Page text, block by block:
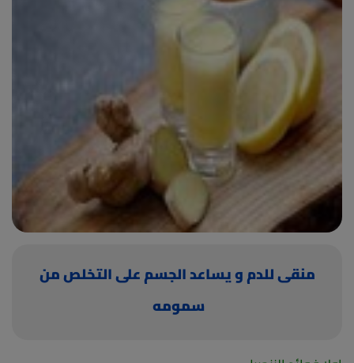
من نحن(current)
الأسئلة الشائعة
(current)
أعلن معنا
منقى للدم و يساعد الجسم على التخلص من
سمومه